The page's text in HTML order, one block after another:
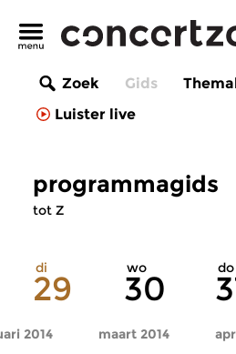
Zoek Gids
Luister live
programmagids
tot Z
di
29
wo
30
do
2014 maart 2014